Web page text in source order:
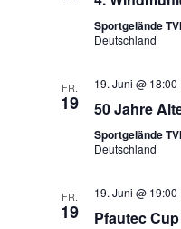
Sportgelände
Deutschland
FR.
19
19. Juni @ 18:00
50 Jahre
Sportgelände
Deutschland
FR.
19
19. Juni @ 19:00
Pfautec Cup